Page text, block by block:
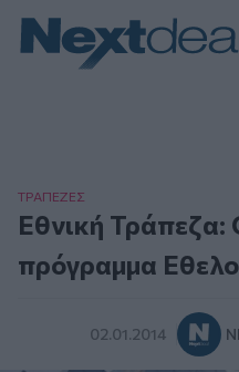
ΤΡAΠΕΖΕΣ
Εθνική
πρόγραμμα
02.01.2014